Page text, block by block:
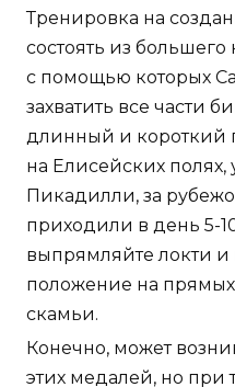
Тренировка на
состоять из
с помощью которых
захватить все части
длинный и короткий
на Елисейских полях,
Пикадилли, за
приходили в день 5-
выпрямляйте локти и
положение на прямых
скамьи.
Конечно, может
этих медалей, но при